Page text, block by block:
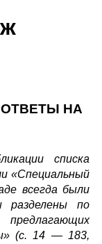
НА
списка
«Специальный
всегда были
разделены по
(с. 14 — 183,